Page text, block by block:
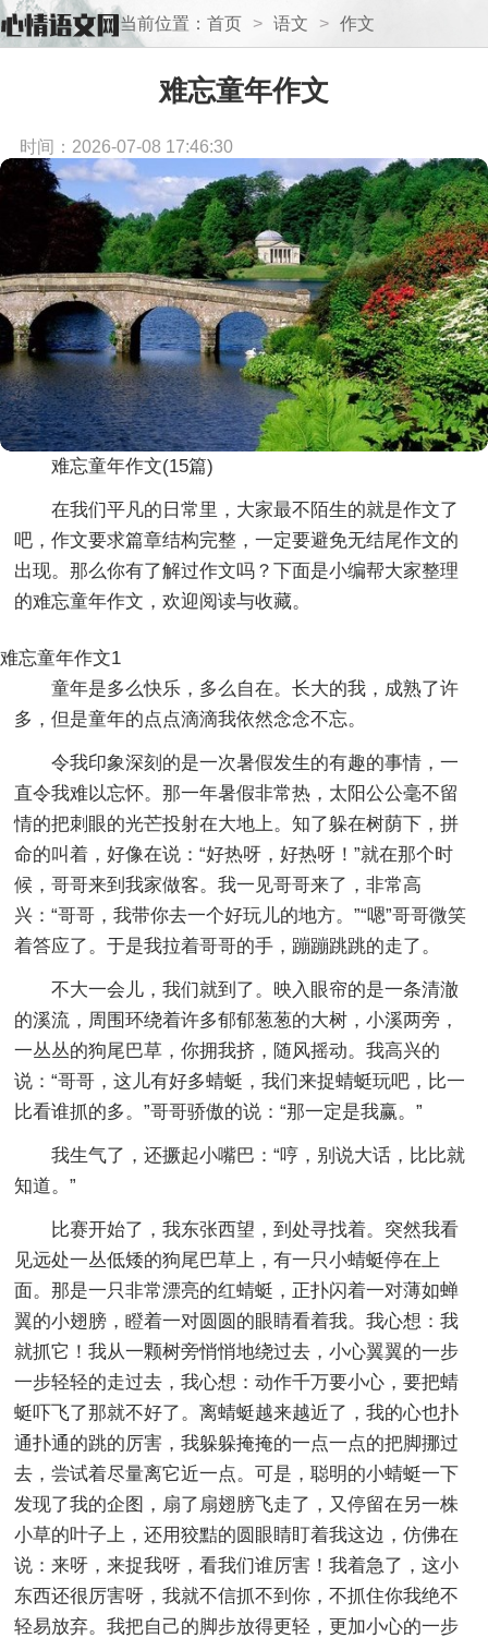
当前位置： 首页 > 语文 > 作文
难忘童年作文
时间：2026-07-08 17:46:30
难忘童年作文(15篇)
在我们平凡的日常里，大家最不陌生的就是作文了
吧，作文要求篇章结构完整，一定要避免无结尾作文的
出现。那么你有了解过作文吗？下面是小编帮大家整理
的难忘童年作文，欢迎阅读与收藏。
难忘童年作文1
童年是多么快乐，多么自在。长大的我，成熟了许
多，但是童年的点点滴滴我依然念念不忘。
令我印象深刻的是一次暑假发生的有趣的事情，一
直令我难以忘怀。那一年暑假非常热，太阳公公毫不留
情的把刺眼的光芒投射在大地上。知了躲在树荫下，拼
命的叫着，好像在说：“好热呀，好热呀！”就在那个时
候，哥哥来到我家做客。我一见哥哥来了，非常高
兴：“哥哥，我带你去一个好玩儿的地方。”“嗯”哥哥微笑
着答应了。于是我拉着哥哥的手，蹦蹦跳跳的走了。
不大一会儿，我们就到了。映入眼帘的是一条清澈
的溪流，周围环绕着许多郁郁葱葱的大树，小溪两旁，
一丛丛的狗尾巴草，你拥我挤，随风摇动。我高兴的
说：“哥哥，这儿有好多蜻蜓，我们来捉蜻蜓玩吧，比一
比看谁抓的多。”哥哥骄傲的说：“那一定是我赢。”
我生气了，还撅起小嘴巴：“哼，别说大话，比比就
知道。”
比赛开始了，我东张西望，到处寻找着。突然我看
见远处一丛低矮的狗尾巴草上，有一只小蜻蜓停在上
面。那是一只非常漂亮的红蜻蜓，正扑闪着一对薄如蝉
翼的小翅膀，瞪着一对圆圆的眼睛看着我。我心想：我
就抓它！我从一颗树旁悄悄地绕过去，小心翼翼的一步
一步轻轻的走过去，我心想：动作千万要小心，要把蜻
蜓吓飞了那就不好了。离蜻蜓越来越近了，我的心也扑
通扑通的跳的厉害，我躲躲掩掩的一点一点的把脚挪过
去，尝试着尽量离它近一点。可是，聪明的小蜻蜓一下
发现了我的企图，扇了扇翅膀飞走了，又停留在另一株
小草的叶子上，还用狡黠的圆眼睛盯着我这边，仿佛在
说：来呀，来捉我呀，看我们谁厉害！我着急了，这小
东西还很厉害呀，我就不信抓不到你，不抓住你我绝不
轻易放弃。我把自己的脚步放得更轻，更加小心的一步